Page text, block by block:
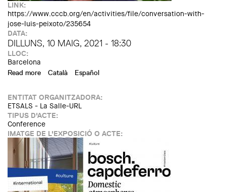
LINK:
https://www.cccb.org/en/activities/file/conversation-with-
jose-luis-peixoto/235654
DATA:
DILLUNS, 10 MAIG, 2021 - 18:30
LLOC:
Barcelona
Read more about Opening up the future. Conversation with José Luis
Català Español
ENTITAT ORGANITZADORA:
ETSALS - La Salle-URL
TIPUS D'ACTE:
Conference
IMATGE DE L'EXPOSICIÓ O ACTE: